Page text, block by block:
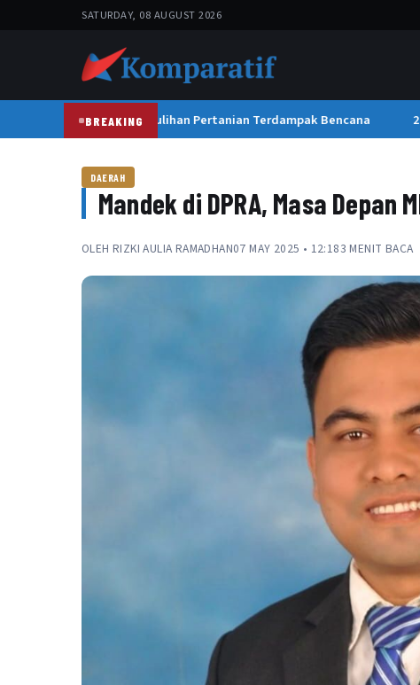
SATURDAY, 08 AUGUST 2026
BREAKING
Satgas PRR Kebut Pemulihan Pertanian Terdampak Bencana 2
DAERAH
Mandek di DPRA, Masa Depan
OLEH RIZKI AULIA RAMADHAN07 MAY 2025 • 12:183 MENIT BACA